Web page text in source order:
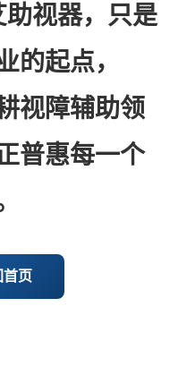
视器，只是
的起点，
视障辅助领
普惠每一个
页